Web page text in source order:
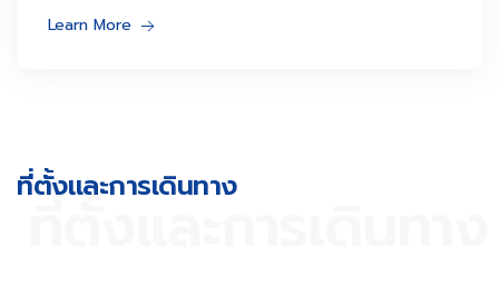
Learn More
ที่ตั้งและการเดินทาง​